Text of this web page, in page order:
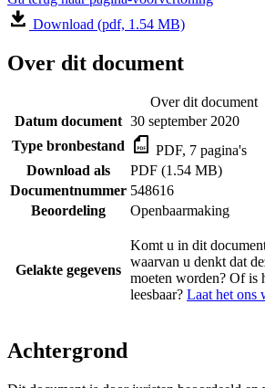
Download (pdf, 1.54 MB)
Over dit document
Over dit document
Datum document 30 september 2020
Type bronbestand
PDF, 7 pagina's
Download als
PDF (1.54 MB)
Documentnummer 548616
Beoordeling
Openbaarmaking
Gelakte gegevens
Komt u in dit
waarvan u denkt dat
moeten worden? Of is
leesbaar? Laat het ons
Achtergrond